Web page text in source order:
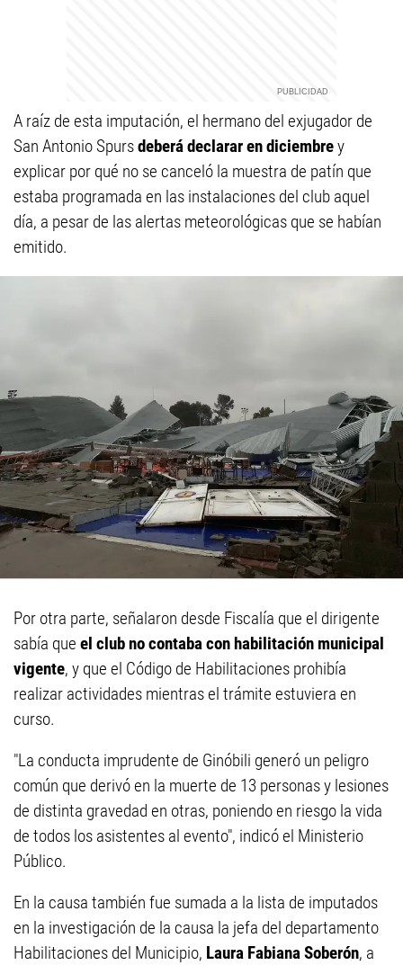
A raíz de esta imputación, el hermano del exjugador de
San Antonio Spursdeberá declarar en diciembrey
explicar por qué no se canceló la muestra de patín que
estaba programada en las instalaciones del club aquel
día, a pesar de las alertas meteorológicas que se habían
emitido.
Por otra parte, señalaron desde Fiscalía que el dirigente
sabía que el club no contaba con habilitación municipal
vigente, y que el Código de Habilitaciones prohibía
realizar actividades mientras el trámite estuviera en
curso.
"La conducta imprudente de Ginóbili generó un peligro
común que derivó en la muerte de 13 personas y lesiones
de distinta gravedad en otras, poniendo en riesgo la vida
de todos los asistentes al evento", indicó el Ministerio
Público.
En la causa también fue sumada a la lista de imputados
en la investigación de la causa la jefa del departamento
Habilitaciones del Municipio, Laura Fabiana Soberón, a